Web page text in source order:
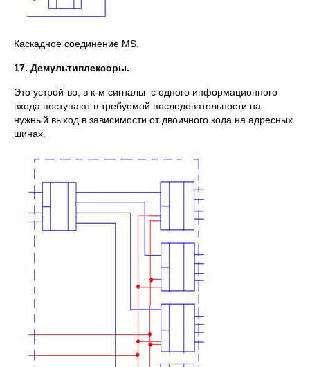
Каскадное соединение MS.
17. Демультиплексоры.
Это устрой-во, в к-м сигналы с одного информационного
входа поступают в требуемой последовательности на
нужный выход в зависимости от двоичного кода на адресных
шинах.